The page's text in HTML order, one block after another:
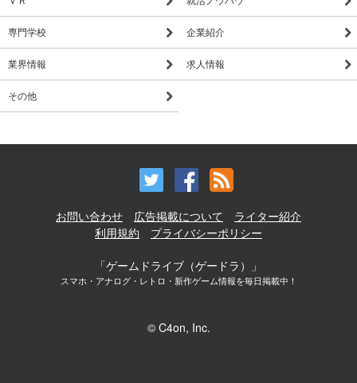
専門学校 企業紹介
業界情報 求人情報
その他
お問い合わせ 広告掲載について
ライター紹介
利用規約
プライバシーポリシー
「ゲームドライブ（ゲードラ）」
スマホ・アナログ・レトロ・新作ゲーム情報を毎日掲載中！
© C4on, Inc.